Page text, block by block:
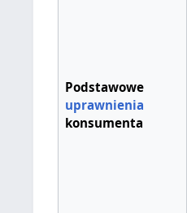
Podstawowe
uprawnienia
konsumenta